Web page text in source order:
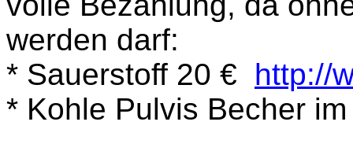
werden darf:
* Sauerstoff 20 € http://
* Kohle Pulvis Becher